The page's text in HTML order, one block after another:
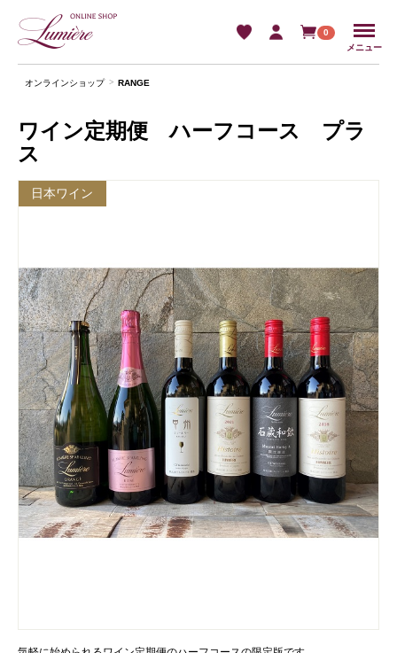
0
メニュー
オンラインショップ RANGE
ワイン定期便 ハーフコース プラ
ス
日本ワイン